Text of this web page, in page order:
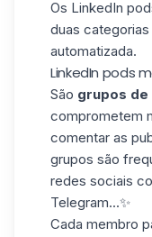
Os LinkedIn
duas
automatizada.
LinkedIn pods
São grupos de
comprometem
comentar as
grupos são
redes sociais
Telegram...✨
Cada membro